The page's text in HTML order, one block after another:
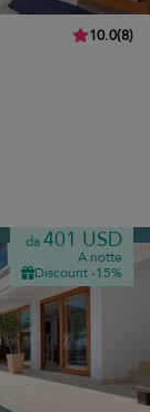
10.0(8)
da401 USD
A notte
Discount -15%